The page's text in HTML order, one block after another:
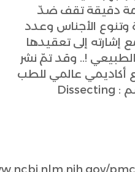
دقيقة تقف ضدّ
وتنوع الأجناس وعدد
إشارته إلى تعقيدها
!.. وقد تمّ نشر
أكاديمي عالمي للطب
وهو nbci وكان البحث باسم : Dissecting